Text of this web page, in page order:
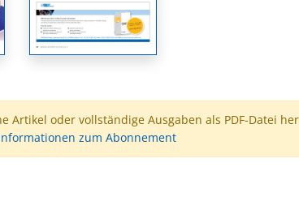
Artikel oder vollständige Ausgaben als PDF-Datei
zum Abonnement